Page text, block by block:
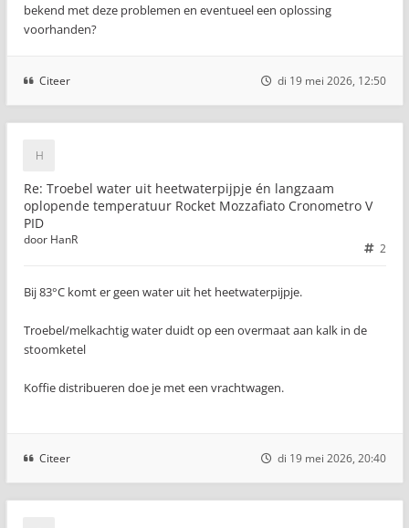
bekend met deze problemen en eventueel een oplossing
voorhanden?
Citeer di 19 mei 2026, 12:50
Re: Troebel water uit heetwaterpijpje én langzaam
oplopende temperatuur Rocket Mozzafiato Cronometro V
PID
2
door HanR
Bij 83°C komt er geen water uit het heetwaterpijpje.
Troebel/melkachtig water duidt op een overmaat aan kalk in de
stoomketel
Koffie distribueren doe je met een vrachtwagen.
Citeer di 19 mei 2026, 20:40